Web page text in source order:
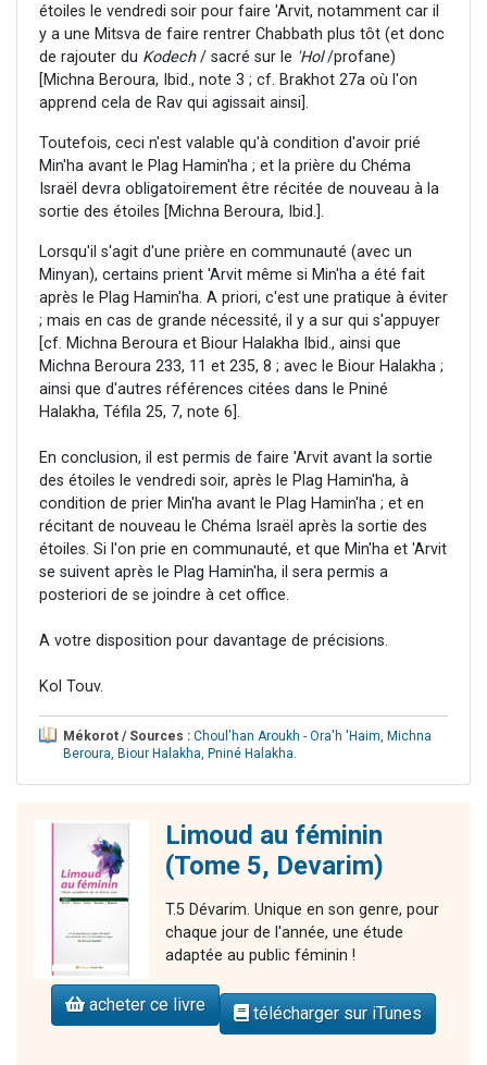
étoiles le vendredi soir pour faire 'Arvit, notamment car il
y a une Mitsva de faire rentrer Chabbath plus tôt (et donc
de rajouter du Kodech/ sacré sur le 'Hol/profane)
[Michna Beroura, Ibid., note 3 ; cf. Brakhot 27a où l'on
apprend cela de Rav qui agissait ainsi].
Toutefois, ceci n'est valable qu'à condition d'avoir prié
Min'ha avant le Plag Hamin'ha ; et la prière du Chéma
Israël devra obligatoirement être récitée de nouveau à la
sortie des étoiles [Michna Beroura, Ibid.].
Lorsqu'il s'agit d'une prière en communauté (avec un
Minyan), certains prient 'Arvit même si Min'ha a été fait
après le Plag Hamin'ha. A priori, c'est une pratique à éviter
; mais en cas de grande nécessité, il y a sur qui s'appuyer
[cf. Michna Beroura et Biour Halakha Ibid., ainsi que
Michna Beroura 233, 11 et 235, 8 ; avec le Biour Halakha ;
ainsi que d'autres références citées dans le Pniné
Halakha, Téfila 25, 7, note 6].
En conclusion, il est permis de faire 'Arvit avant la sortie
des étoiles le vendredi soir, après le Plag Hamin'ha, à
condition de prier Min'ha avant le Plag Hamin'ha ; et en
récitant de nouveau le Chéma Israël après la sortie des
étoiles. Si l'on prie en communauté, et que Min'ha et 'Arvit
se suivent après le Plag Hamin'ha, il sera permis a
posteriori de se joindre à cet office.
A votre disposition pour davantage de précisions.
Kol Touv.
Mékorot / Sources : Choul'han Aroukh - Ora'h 'Haim, Michna
Beroura, Biour Halakha, Pniné Halakha.
Limoud au féminin
(Tome 5, Devarim)
T.5 Dévarim. Unique en son genre, pour
chaque jour de l'année, une étude
adaptée au public féminin !
acheter ce livre télécharger sur iTunes